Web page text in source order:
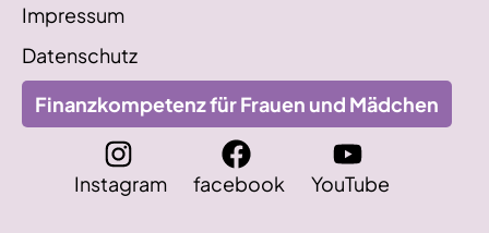
Impressum
Datenschutz
Finanzkompetenz für Frauen und Mädchen
Instagram facebook YouTube